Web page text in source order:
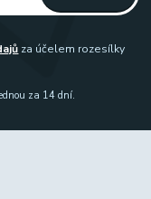
za účelem rozesílky
za 14 dní.